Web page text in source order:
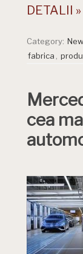
DETALII »
Category:
fabrica
cea